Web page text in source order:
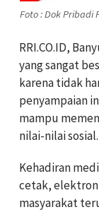
Foto : Dok Pribadi
RRI.CO.ID,
yang sangat
karena tidak
penyampaian
mampu
nilai-nilai sosial.
Kehadiran
cetak,
masyarakat